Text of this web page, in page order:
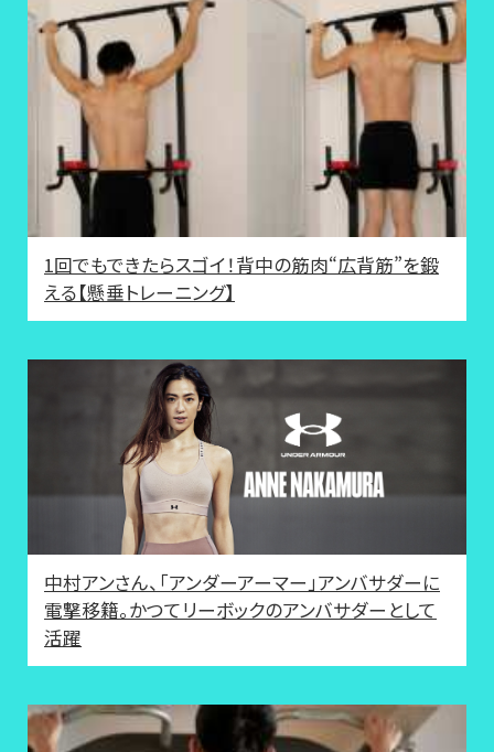
1回でもできたらスゴイ！背中の筋肉“広背筋”を鍛
える【懸垂トレーニング】
中村アンさん、「アンダーアーマー」アンバサダーに
電撃移籍。かつてリーボックのアンバサダーとして
活躍